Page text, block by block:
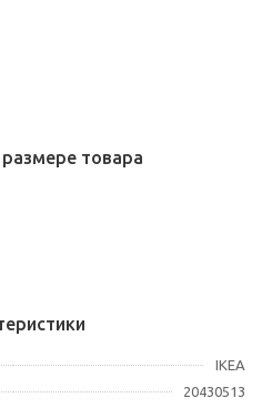
товара
IKEA
20430513